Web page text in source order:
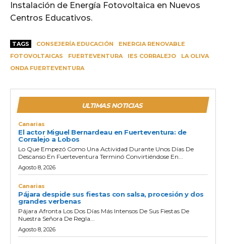
Instalación de Energía Fotovoltaica en Nuevos
Centros Educativos.
TAGS CONSEJERÍA EDUCACIÓN
ENERGIA RENOVABLE
FOTOVOLTAICAS
FUERTEVENTURA IES CORRALEJO
LA OLIVA
ONDA FUERTEVENTURA
ULTIMAS NOTICIAS
Canarias
El actor Miguel Bernardeau en Fuerteventura: de
Corralejo a Lobos
Lo Que Empezó Como Una Actividad Durante Unos Días De
Descanso En Fuerteventura Terminó Convirtiéndose En...
Agosto 8, 2026
Canarias
Pájara despide sus fiestas con salsa, procesión y dos
grandes verbenas
Pájara Afronta Los Dos Días Más Intensos De Sus Fiestas De
Nuestra Señora De Regla...
Agosto 8, 2026